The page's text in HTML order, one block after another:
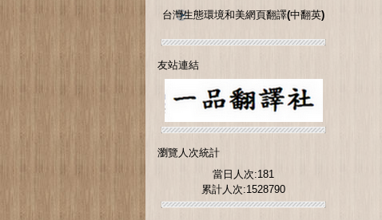
台灣生態環境和美網頁翻譯(中翻英)
友站連結
瀏覽人次統計
當日人次:181
累計人次:1528790